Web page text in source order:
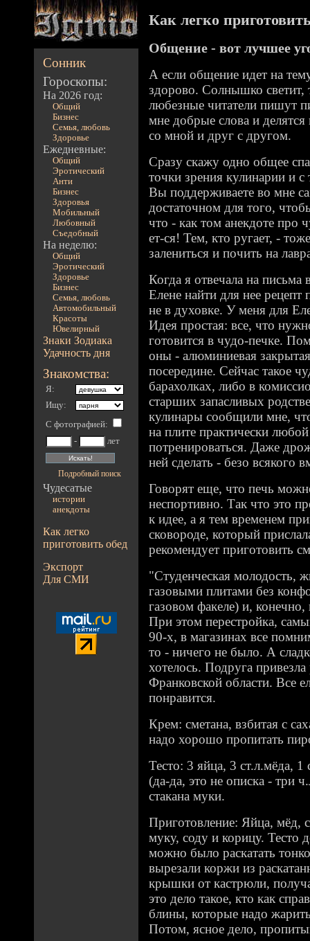
Сонник
Гороскопы:
На 2026 год:
Общий
Бизнес
Семья, любовь
Здоровье
Ежедневные:
Общий
Эротический
Анти
Бизнес
Здоровья
Мобильный
Любовный
Съедобный
На неделю:
Общий
Эротический
Здоровье
Бизнес
Семья, любовь
Автомобильный
Красоты
Ювелирный
Знаки Зодиака
Удачность дня
Знакомства:
Я:
Ищу:
С фотографией:
-
лет
Подробный поиск
Чудесатые
истории
анекдоты
Как легко
приготовить обед
Экспорт
Для СМИ
Как легко
Общение - вот лучшее
А если общение идет на
здорово. Солнышко светит,
любезные читатели пишут
мне добрые слова и
со мной и друг с другом.
Сразу скажу одно общее
точки зрения кулинарии и
Вы поддерживаете во мне
достаточном для того,
что - как том анекдоте про
ет-ся! Тем, кто ругает, -
залениться и почить на
Когда я отвечала на
Елене найти для нее
не в духовке. У меня для
Идея простая: все, что
готовится в чудо-печке.
оны - алюминиевая
посередине. Сейчас такое
барахолках, либо в
старших запасливых
кулинары сообщили мне,
на плите практически
потренироваться. Даже
ней сделать - безо всякого
Говорят еще, что печь
неспортивно. Так что это
к идее, а я тем временем
сковороде, который
рекомендует приготовить
"Студенческая молодость,
газовыми плитами без
газовом факеле) и,
При этом перестройка,
90-х, в магазинах все
то - ничего не было. А
хотелось. Подруга
Франковской области. Все
понравится.
Крем: сметана, взбитая с
надо хорошо пропитать
Тесто: 3 яйца, 3 ст.л.мёда, 1
(да-да, это не описка - три
стакана муки.
Приготовление: Яйца, мёд,
муку, соду и корицу. Тесто
можно было раскатать
вырезали коржи из
крышки от кастрюли,
это дело такое, кто как
блины, которые надо
Потом, ясное дело,